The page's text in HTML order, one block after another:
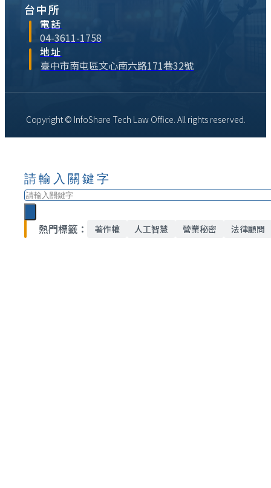
台中所
電話
04-3611-1758
地址
臺中市南屯區文心南六路171巷32號
Copyright © InfoShare Tech Law Office. All rights reserved.
請輸入關鍵字
搜
尋
熱門標籤：
著作權 人工智慧 營業秘密 法律顧問